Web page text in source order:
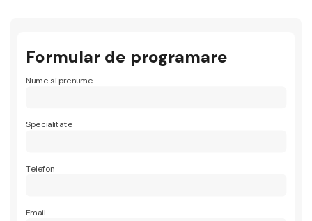
Formular de programare
Nume si prenume
Specialitate
Telefon
Email